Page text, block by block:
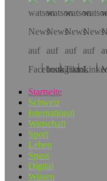
Startseite
Schweiz
International
Wirtschaft
Sport
Leben
Spass
Digital
Wissen